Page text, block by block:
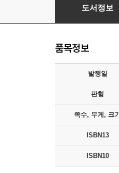
곰돌이 푸 전집
도서정보
품목정보
발행일
판형
쪽수, 무게, 크기
ISBN13
ISBN10